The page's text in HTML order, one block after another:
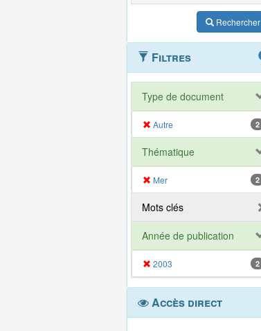
Rechercher
Filtres
Type de document
Autre 2
Thématique
Mer 2
Mots clés
Année de publication
2003 2
Accès direct